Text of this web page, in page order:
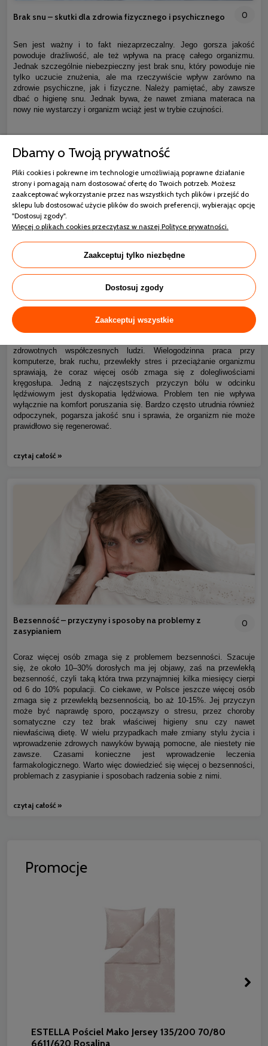
Brak snu – skutki dla zdrowia fizycznego i psychicznego 0
Sen jest ważny i to fakt niezaprzeczalny. Jego gorsza jakość
powoduje drażliwość, ale też wpływa na pracę całego organizmu.
Jednak szczególnie niebezpieczny jest brak snu, który powoduje nie
tylko uczucie znużenia, ale ma rzeczywiście wpływ zarówno na
zdrowie psychiczne, jak i fizyczne. Należy pamiętać, aby zawsze
dbać o higienę snu. Jednak bywa, że nawet zmiana materaca na
nowy nie wystarczy i organizm wciąż jest w trybie czujności.
Ból kręgosłupa piersiowego i dyskopatia lędźwiowa – jak
spać bez bólu?
0
zdrowotnych współczesnych ludzi. Wielogodzinna praca przy
komputerze, brak ruchu, przewlekły stres i przeciążanie organizmu
sprawiają, że coraz więcej osób zmaga się z dolegliwościami
kręgosłupa. Jedną z najczęstszych przyczyn bólu w odcinku
lędźwiowym jest dyskopatia lędźwiowa. Problem ten nie wpływa
wyłącznie na komfort poruszania się. Bardzo często utrudnia również
odpoczynek, pogarsza jakość snu i sprawia, że organizm nie może
prawidłowo się regenerować.
czytaj całość »
Bezsenność – przyczyny i sposoby na problemy z
zasypianiem
0
Coraz więcej osób zmaga się z problemem bezsenności. Szacuje
się, że około 10–30% dorosłych ma jej objawy, zaś na przewlekłą
bezsenność, czyli taką która trwa przynajmniej kilka miesięcy cierpi
od 6 do 10% populacji. Co ciekawe, w Polsce jeszcze więcej osób
zmaga się z przewlekłą bezsennością, bo aż 10-15%. Jej przyczyn
może być naprawdę sporo, począwszy o stresu, przez choroby
somatyczne czy też brak właściwej higieny snu czy nawet
niewłaściwą dietę. W wielu przypadkach małe zmiany stylu życia i
wprowadzenie zdrowych nawyków bywają pomocne, ale niestety nie
zawsze. Czasami konieczne jest wprowadzenie leczenia
farmakologicznego. Warto więc dowiedzieć się więcej o bezsenności,
problemach z zasypianie i sposobach radzenia sobie z nimi.
czytaj całość »
Promocje
ESTELLA Pościel Mako Jersey 135/200 70/80
6611/620 Rosalina
Dbamy o Twoją prywatność
Pliki cookies i pokrewne im technologie umożliwiają poprawne działanie
strony i pomagają nam dostosować ofertę do Twoich potrzeb. Możesz
zaakceptować wykorzystanie przez nas wszystkich tych plików i przejść do
sklepu lub dostosować użycie plików do swoich preferencji, wybierając opcję
"Dostosuj zgody".
Więcej o plikach cookies przeczytasz w naszej Polityce prywatności.
Zaakceptuj tylko niezbędne
Dostosuj zgody
Zaakceptuj wszystkie